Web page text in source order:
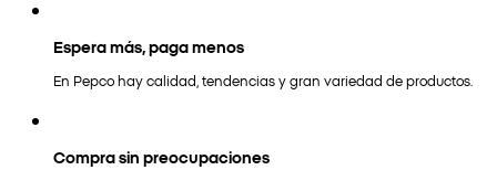
Espera más, paga menos
En Pepco hay calidad, tendencias y gran variedad de productos.
Compra sin preocupaciones